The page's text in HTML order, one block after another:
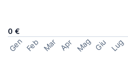
0 €
Gen Feb Mar Apr Mag Giu Lug